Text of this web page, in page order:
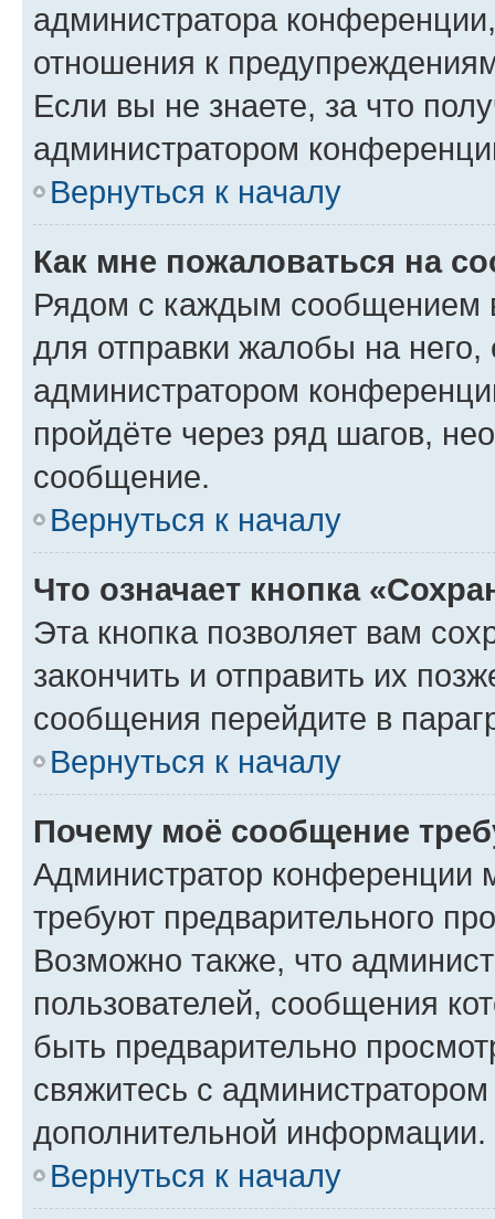
администратора
отношения к
Если вы не знаете, за что
администратором
Вернуться к началу
Как мне пожаловаться на
Рядом с каждым сообщением
для отправки жалобы на
администратором
пройдёте через ряд шагов,
сообщение.
Вернуться к началу
Что означает кнопка
Эта кнопка позволяет вам
закончить и отправить их
сообщения перейдите в
Вернуться к началу
Почему моё сообщение
Администратор конференции
требуют предварительного
Возможно также, что
пользователей, сообщения
быть предварительно
свяжитесь с
дополнительной информации.
Вернуться к началу